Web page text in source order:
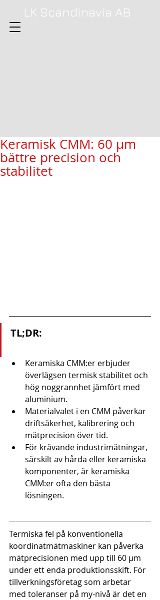
LK Scandinavia AB
Keramisk CMM: 60 μm
bättre precision och
stabilitet
TL;DR:
Keramiska CMM:er erbjuder
överlägsen termisk stabilitet och
hög noggrannhet jämfört med
aluminium.
Materialvalet i en CMM påverkar
driftsäkerhet, kalibrering och
mätprecision över tid.
För krävande industrimätningar,
särskilt av hårda eller keramiska
komponenter, är keramiska
CMM:er ofta den bästa
lösningen.
Termiska fel på konventionella
koordinatmätmaskiner kan påverka
mätprecisionen med upp till 60 μm
under ett enda produktionsskift. För
tillverkningsföretag som arbetar
med toleranser på my-nivå är det en